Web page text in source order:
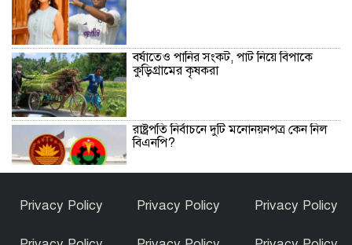
বর্ষাতেও পানির সংকট, পাট নিয়ে বিপাকে
কুড়িগ্রামের কৃষকরা
রাষ্ট্রপতি নির্বাচনে দুটি মনোনয়নপত্র কেন নিল
বিএনপি?
সৌদিতে কারখানায় আগুন, ১৭ বাংলাদেশির
Privacy Policy Privacy Policy Privacy Policy